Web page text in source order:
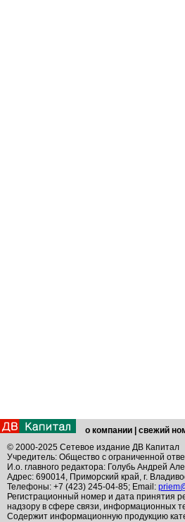
о компании свежий
© 2000-2025 Сетевое издание ДВ Капитал
Учредитель: Общество с ограниченной
И.о. главного редактора: Голубь Андрей
Адрес: 690014, Приморский край, г.
Телефоны: +7 (423) 245-04-85; Email:
Регистрационный номер и дата принятия
надзору в сфере связи, информационных
Содержит информационную продукцию